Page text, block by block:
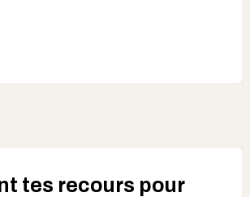
tes recours pour